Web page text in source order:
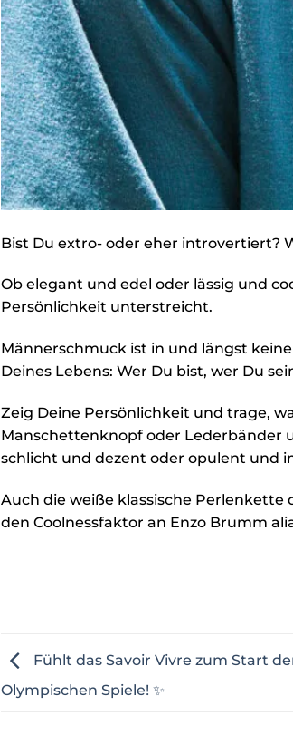
Bist Du extro- oder eher introvertiert?
Ob elegant und edel oder lässig und
Persönlichkeit unterstreicht.
Männerschmuck ist in und längst
Deines Lebens: Wer Du bist, wer Du
Zeig Deine Persönlichkeit und trage,
Manschettenknopf oder Lederbänder
schlicht und dezent oder opulent und
Auch die weiße klassische Perlenkette
den Coolnessfaktor an Enzo Brumm
Fühlt das Savoir Vivre zum Start
Olympischen Spiele! ✨